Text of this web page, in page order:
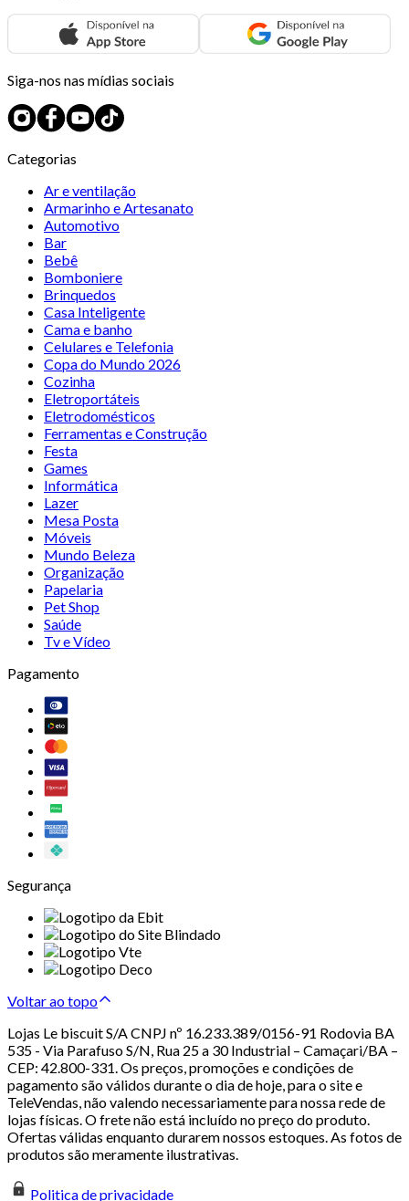
Siga-nos nas mídias sociais
Categorias
Ar e ventilação
Armarinho e Artesanato
Automotivo
Bar
Bebê
Bomboniere
Brinquedos
Casa Inteligente
Cama e banho
Celulares e Telefonia
Copa do Mundo 2026
Cozinha
Eletroportáteis
Eletrodomésticos
Ferramentas e Construção
Festa
Games
Informática
Lazer
Mesa Posta
Móveis
Mundo Beleza
Organização
Papelaria
Pet Shop
Saúde
Tv e Vídeo
Pagamento
Segurança
Voltar ao topo
Lojas Le biscuit S/A CNPJ nº 16.233.389/0156-91 Rodovia BA
535 - Via Parafuso S/N, Rua 25 a 30 Industrial – Camaçari/BA –
CEP: 42.800-331. Os preços, promoções e condições de
pagamento são válidos durante o dia de hoje, para o site e
TeleVendas, não valendo necessariamente para nossa rede de
lojas físicas. O frete não está incluído no preço do produto.
Ofertas válidas enquanto durarem nossos estoques. As fotos de
produtos são meramente ilustrativas.
Politica de privacidade